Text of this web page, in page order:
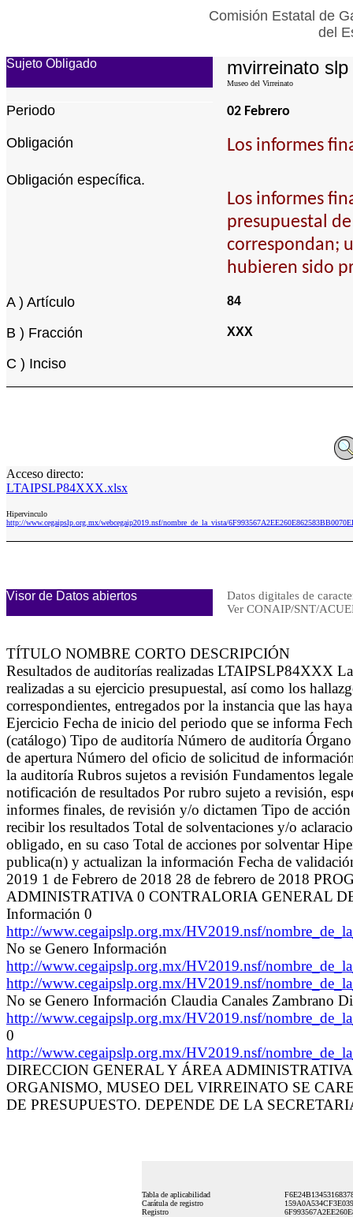
Comisión Estatal de
del
Sujeto Obligado mvirreinato slp
Museo del Virreinato
Periodo 02 Febrero
Obligación Los informes
Obligación específica.
Los informes
presupuestal
correspondan;
hubieren sido
A ) Artículo 84
B ) Fracción XXX
C ) Inciso
Acceso directo:
LTAIPSLP84XXX.xlsx
Hipervinculo
http://www.cegaipslp.org.mx/webcegaip2019.nsf/nombre_de_la_vista/
Visor de Datos abiertos
Datos digitales de
Ver CONAIP/SNT/
TÍTULO NOMBRE CORTO DESCRIPCIÓN
Resultados de auditorías realizadas LTAIPSLP84XXX
realizadas a su ejercicio presupuestal, así como los
correspondientes, entregados por la instancia que las
Ejercicio Fecha de inicio del periodo que se informa
(catálogo) Tipo de auditoría Número de auditoría
de apertura Número del oficio de solicitud de
la auditoría Rubros sujetos a revisión Fundamentos
notificación de resultados Por rubro sujeto a revisión,
informes finales, de revisión y/o dictamen Tipo de
recibir los resultados Total de solventaciones y/o
obligado, en su caso Total de acciones por solventar
publica(n) y actualizan la información Fecha de
2019 1 de Febrero de 2018 28 de febrero de 2018
ADMINISTRATIVA 0 CONTRALORIA GENERAL
Información 0
http://www.cegaipslp.org.mx/HV2019.nsf/
No se Genero Información
http://www.cegaipslp.org.mx/HV2019.nsf/
http://www.cegaipslp.org.mx/HV2019.nsf/
No se Genero Información Claudia Canales Zambrano
http://www.cegaipslp.org.mx/HV2019.nsf/
0
http://www.cegaipslp.org.mx/HV2019.nsf/
DIRECCION GENERAL Y ÁREA ADMINISTRATIVA,
ORGANISMO, MUSEO DEL VIRREINATO SE
DE PRESUPUESTO. DEPENDE DE LA
Tabla de aplicabilidad
Carátula de registro
Registro